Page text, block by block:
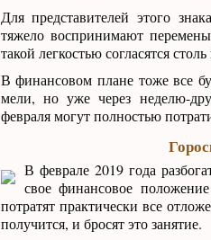
Для представителей этого
тяжело воспринимают
такой легкостью согласятся
В финансовом плане тоже все
мели, но уже через неделю-
февраля могут полностью
В феврале 2019 года
свое финансовое
потратят практически все
получится, и бросят это занятие.